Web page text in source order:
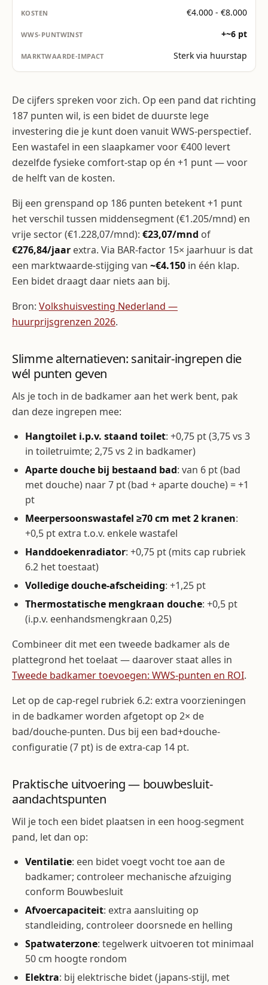
€4.000 - €8.000
+~6 pt
Sterk via huurstap
De cijfers spreken voor zich. Op een pand dat richting
187 punten wil, is een bidet de duurste lege
investering die je kunt doen vanuit WWS-perspectief.
Een wastafel in een slaapkamer voor €400 levert
dezelfde fysieke comfort-stap op én +1 punt — voor
de helft van de kosten.
Bij een grenspand op 186 punten betekent +1 punt
het verschil tussen middensegment (€1.205/mnd) en
vrije sector (€1.228,07/mnd): €23,07/mnd of
€276,84/jaar extra. Via BAR-factor 15× jaarhuur is dat
een marktwaarde-stijging van ~€4.150 in één klap.
Een bidet draagt daar niets aan bij.
Bron: Volkshuisvesting Nederland —
huurprijsgrenzen 2026.
Slimme alternatieven: sanitair-ingrepen die
wél punten geven
Als je toch in de badkamer aan het werk bent, pak
dan deze ingrepen mee:
Hangtoilet i.p.v. staand toilet: +0,75 pt (3,75 vs 3
in toiletruimte; 2,75 vs 2 in badkamer)
Aparte douche bij bestaand bad: van 6 pt (bad
met douche) naar 7 pt (bad + aparte douche) = +1
pt
Meerpersoonswastafel ≥70 cm met 2 kranen:
+0,5 pt extra t.o.v. enkele wastafel
Handdoekenradiator: +0,75 pt (mits cap rubriek
6.2 het toestaat)
Volledige douche-afscheiding: +1,25 pt
Thermostatische mengkraan douche: +0,5 pt
(i.p.v. eenhandsmengkraan 0,25)
Combineer dit met een tweede badkamer als de
plattegrond het toelaat — daarover staat alles in
Tweede badkamer toevoegen: WWS-punten en ROI.
Let op de cap-regel rubriek 6.2: extra voorzieningen
in de badkamer worden afgetopt op 2× de
bad/douche-punten. Dus bij een bad+douche-
configuratie (7 pt) is de extra-cap 14 pt.
Praktische uitvoering — bouwbesluit-
aandachtspunten
Wil je toch een bidet plaatsen in een hoog-segment
pand, let dan op:
Ventilatie: een bidet voegt vocht toe aan de
badkamer; controleer mechanische afzuiging
conform Bouwbesluit
Afvoercapaciteit: extra aansluiting op
standleiding, controleer doorsnede en helling
Spatwaterzone: tegelwerk uitvoeren tot minimaal
50 cm hoogte rondom
Elektra: bij elektrische bidet (japans-stijl, met